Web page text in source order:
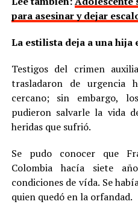
para asesinar y dejar
La estilista deja a una hija
Testigos del crimen
trasladaron de urgencia
cercano; sin embargo,
pudieron salvarle la vida
heridas que sufrió.
Se pudo conocer que
Colombia hacía siete
condiciones de vída. Se
quien quedó en la orfandad.